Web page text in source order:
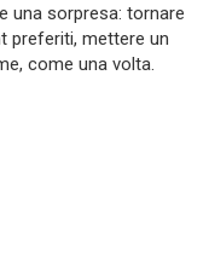
una sorpresa: tornare
preferiti, mettere un
come una volta.